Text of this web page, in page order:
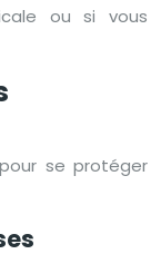
ou si vous
se protéger